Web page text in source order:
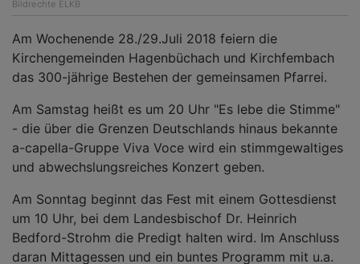
Bildrechte ELKB
Am Wochenende 28./29.Juli 2018 feiern die
Kirchengemeinden Hagenbüchach und Kirchfembach
das 300-jährige Bestehen der gemeinsamen Pfarrei.
Am Samstag heißt es um 20 Uhr "Es lebe die Stimme"
- die über die Grenzen Deutschlands hinaus bekannte
a-capella-Gruppe Viva Voce wird ein stimmgewaltiges
und abwechslungsreiches Konzert geben.
Am Sonntag beginnt das Fest mit einem Gottesdienst
um 10 Uhr, bei dem Landesbischof Dr. Heinrich
Bedford-Strohm die Predigt halten wird. Im Anschluss
daran Mittagessen und ein buntes Programm mit u.a.